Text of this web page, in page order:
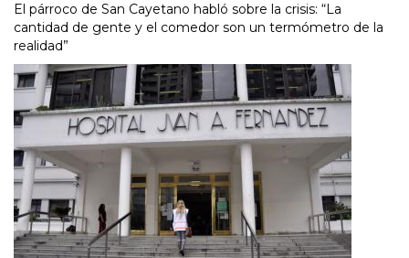
El párroco de San Cayetano habló sobre la crisis: “La
cantidad de gente y el comedor son un termómetro de la
realidad”